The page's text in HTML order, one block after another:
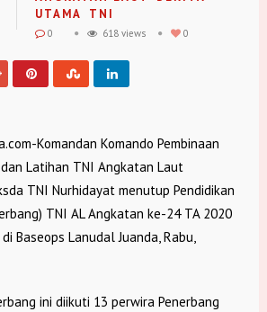
UTAMA
TNI
0 618 views 0
Komandan Komando Pembinaan
Latihan TNI Angkatan Laut
TNI Nurhidayat menutup Pendidikan
TNI AL Angkatan ke-24 TA 2020
Baseops Lanudal Juanda, Rabu,
ini diikuti 13 perwira Penerbang